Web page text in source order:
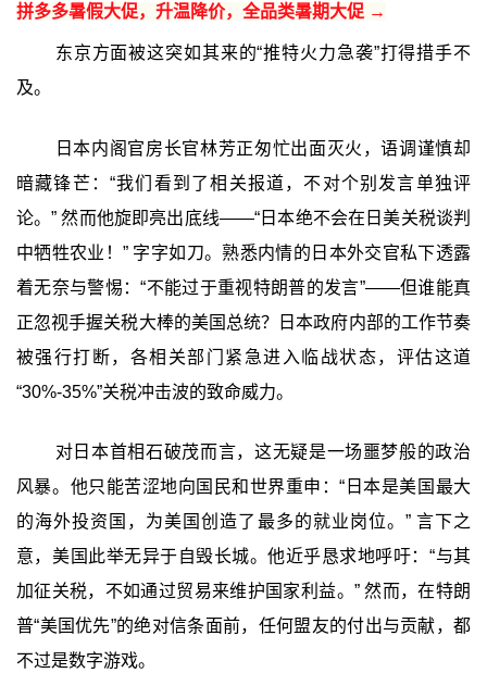
拼多多暑假大促，升温降价，全品类暑期大促 →
东京方面被这突如其来的“推特火力急袭”打得措手不
及。
日本内阁官房长官林芳正匆忙出面灭火，语调谨慎却
暗藏锋芒：“我们看到了相关报道，不对个别发言单独评
论。” 然而他旋即亮出底线——“日本绝不会在日美关税谈判
中牺牲农业！” 字字如刀。熟悉内情的日本外交官私下透露
着无奈与警惕：“不能过于重视特朗普的发言”——但谁能真
正忽视手握关税大棒的美国总统？日本政府内部的工作节奏
被强行打断，各相关部门紧急进入临战状态，评估这道
“30%-35%”关税冲击波的致命威力。
对日本首相石破茂而言，这无疑是一场噩梦般的政治
风暴。他只能苦涩地向国民和世界重申：“日本是美国最大
的海外投资国，为美国创造了最多的就业岗位。” 言下之
意，美国此举无异于自毁长城。他近乎恳求地呼吁：“与其
加征关税，不如通过贸易来维护国家利益。” 然而，在特朗
普“美国优先”的绝对信条面前，任何盟友的付出与贡献，都
不过是数字游戏。